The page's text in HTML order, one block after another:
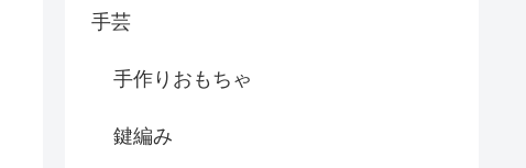
手芸
手作りおもちゃ
鍵編み